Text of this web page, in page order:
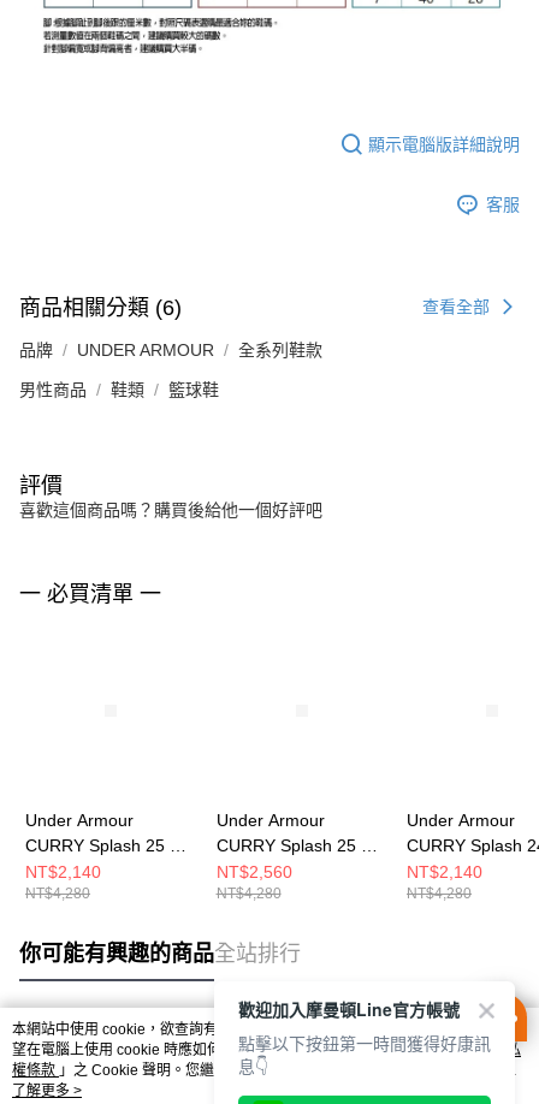
顯示電腦版詳細說明
客服
商品相關分類 (6) 查看全部
品牌 UNDER ARMOUR 全系列鞋款
男性商品 鞋類 籃球鞋
評價
喜歡這個商品嗎？購買後給他一個好評吧
一 必買清單 一
Under Armour
CURRY Splash 25 AP
男女 籃球鞋 3028460-
001
NT$2,140
NT$4,280
Under Armour
CURRY Splash 25 AP
籃球鞋 男女 籃球鞋
3028460-004
NT$2,560
NT$4,280
Under Armour
CURRY Splash
SDE 男女 籃球鞋
3028193-100
NT$2,140
NT$4,280
你可能有興趣的商品全站排行
熱門標籤
本網站中使用 cookie，欲查詢有關本網站使用 cookie 方式之詳情，及若您不希
望在電腦上使用 cookie 時應如何變更電腦的 cookie 設定，請參閱本網站「
隱私
權條款 」之 Cookie 聲明。您繼續使用本網站即表示您同意本公司得按本網站使
用條款之 Cookie 聲明使用 cookie。
了解更多 >
歡迎加入摩曼頓Line官方帳號
點擊以下按鈕第一時間獲得好康訊
息👇